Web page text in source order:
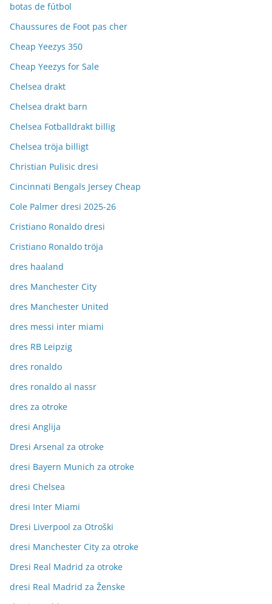
botas de fútbol
Chaussures de Foot pas cher
Cheap Yeezys 350
Cheap Yeezys for Sale
Chelsea drakt
Chelsea drakt barn
Chelsea Fotballdrakt billig
Chelsea tröja billigt
Christian Pulisic dresi
Cincinnati Bengals Jersey Cheap
Cole Palmer dresi 2025-26
Cristiano Ronaldo dresi
Cristiano Ronaldo tröja
dres haaland
dres Manchester City
dres Manchester United
dres messi inter miami
dres RB Leipzig
dres ronaldo
dres ronaldo al nassr
dres za otroke
dresi Anglija
Dresi Arsenal za otroke
dresi Bayern Munich za otroke
dresi Chelsea
dresi Inter Miami
Dresi Liverpool za Otroški
dresi Manchester City za otroke
Dresi Real Madrid za otroke
dresi Real Madrid za Ženske